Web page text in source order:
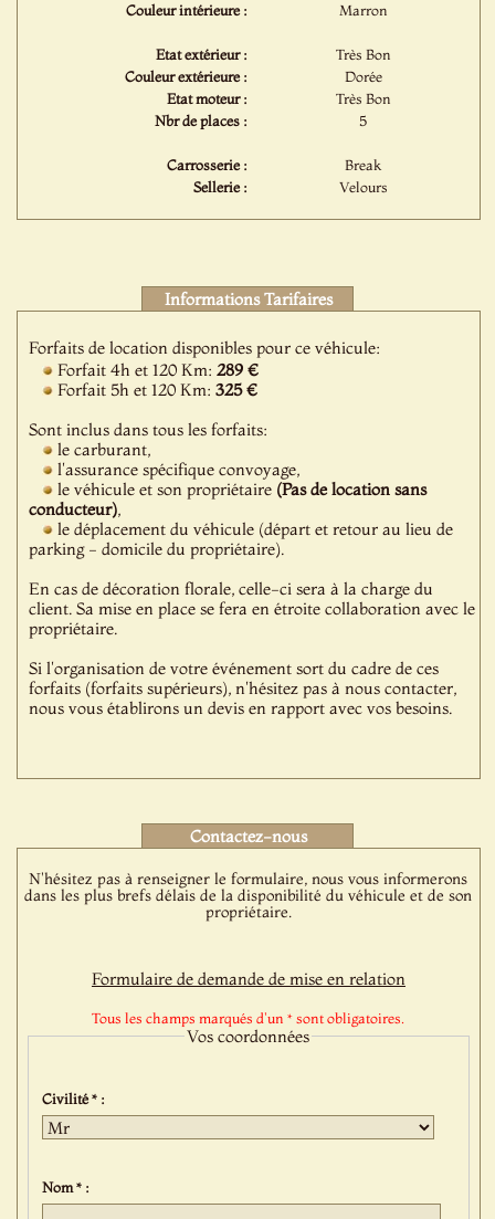
Couleur intérieure :
Marron
Etat extérieur :
Très Bon
Couleur extérieure :
Dorée
Etat moteur :
Très Bon
Nbr de places :
5
Carrosserie :
Break
Sellerie :
Velours
Informations Tarifaires
Forfaits de location disponibles pour ce véhicule:
Forfait 4h et 120 Km:289 €
Forfait 5h et 120 Km:325 €
Sont inclus dans tous les forfaits:
le carburant,
l'assurance spécifique convoyage,
le véhicule et son propriétaire (Pas de location sans
conducteur),
le déplacement du véhicule (départ et retour au lieu de
parking - domicile du propriétaire).
En cas de décoration florale, celle-ci sera à la charge du
client. Sa mise en place se fera en étroite collaboration avec le
propriétaire.
Si l'organisation de votre événement sort du cadre de ces
forfaits (forfaits supérieurs), n'hésitez pas à nous contacter,
nous vous établirons un devis en rapport avec vos besoins.
Contactez-nous
N'hésitez pas à renseigner le formulaire, nous vous informerons
dans les plus brefs délais de la disponibilité du véhicule et de son
propriétaire.
Formulaire de demande de mise en relation
Tous les champs marqués d'un * sont obligatoires.
Vos coordonnées
Civilité * :
Nom * :